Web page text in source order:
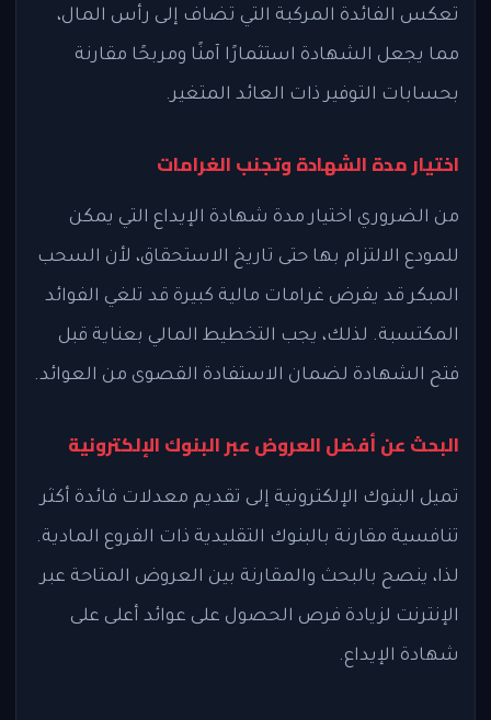
تعكس الفائدة المركبة التي تضاف إلى رأس المال،
مما يجعل الشهادة استثمارًا آمنًا ومربحًا مقارنة
بحسابات التوفير ذات العائد المتغير.
اختيار مدة الشهادة وتجنب الغرامات
من الضروري اختيار مدة شهادة الإيداع التي يمكن
للمودع الالتزام بها حتى تاريخ الاستحقاق، لأن السحب
المبكر قد يفرض غرامات مالية كبيرة قد تلغي الفوائد
المكتسبة. لذلك، يجب التخطيط المالي بعناية قبل
فتح الشهادة لضمان الاستفادة القصوى من العوائد.
البحث عن أفضل العروض عبر البنوك الإلكترونية
تميل البنوك الإلكترونية إلى تقديم معدلات فائدة أكثر
تنافسية مقارنة بالبنوك التقليدية ذات الفروع المادية.
لذا، ينصح بالبحث والمقارنة بين العروض المتاحة عبر
الإنترنت لزيادة فرص الحصول على عوائد أعلى على
شهادة الإيداع.